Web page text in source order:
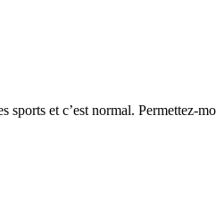
sports et c’est normal.